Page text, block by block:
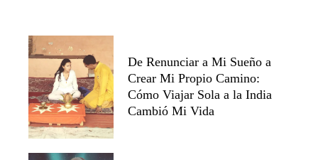
De Renunciar a Mi Sueño a
Crear Mi Propio Camino:
Cómo Viajar Sola a la India
Cambió Mi Vida